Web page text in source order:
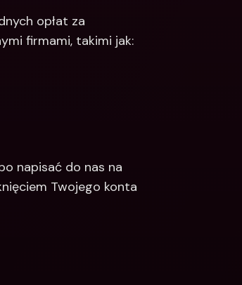
opłat za
firmami, takimi jak:
napisać do nas na
Twojego konta